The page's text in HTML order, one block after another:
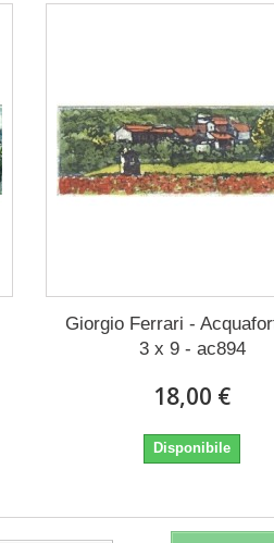
Giorgio Ferrari -
3 x 9 - ac894
18,00 €
Disponibile